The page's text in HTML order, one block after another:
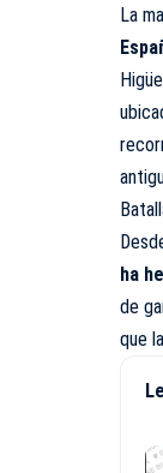
La
ha
de
que